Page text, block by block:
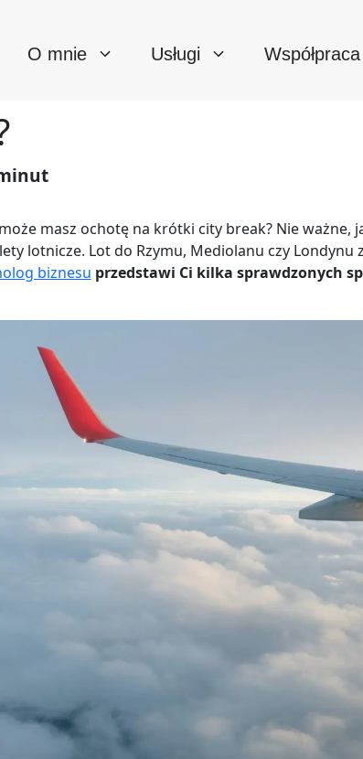
O mnie Usługi Współpraca
masz ochotę na krótki city break? Nie ważne,
lotnicze. Lot do Rzymu, Mediolanu czy Londynu
biznesu przedstawi Ci kilka sprawdzonych